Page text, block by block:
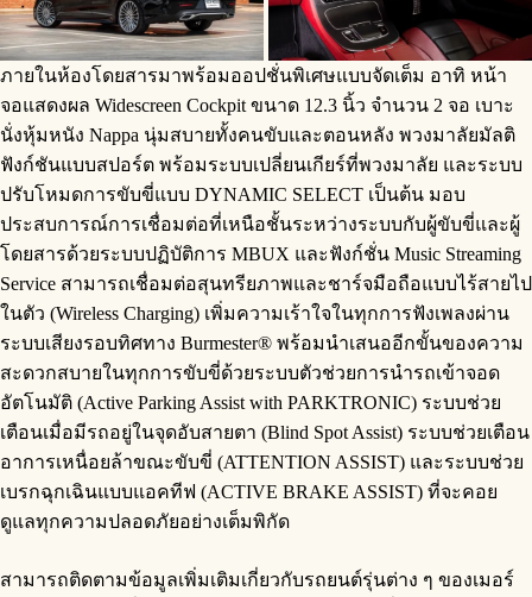
ภายในห้องโดยสารมาพร้อมออปชั่นพิเศษแบบจัดเต็ม อาทิ หน้า
จอแสดงผล Widescreen Cockpit ขนาด 12.3 นิ้ว จำนวน 2 จอ เบาะ
นั่งหุ้มหนัง Nappa นุ่มสบายทั้งคนขับและตอนหลัง พวงมาลัยมัลติ
ฟังก์ชันแบบสปอร์ต พร้อมระบบเปลี่ยนเกียร์ที่พวงมาลัย และระบบ
ปรับโหมดการขับขี่แบบ DYNAMIC SELECT เป็นต้น มอบ
ประสบการณ์การเชื่อมต่อที่เหนือชั้นระหว่างระบบกับผู้ขับขี่และผู้
โดยสารด้วยระบบปฏิบัติการ MBUX และฟังก์ชั่น Music Streaming
Service สามารถเชื่อมต่อสุนทรียภาพและชาร์จมือถือแบบไร้สายไป
ในตัว (Wireless Charging) เพิ่มความเร้าใจในทุกการฟังเพลงผ่าน
ระบบเสียงรอบทิศทาง Burmester® พร้อมนำเสนออีกขั้นของความ
สะดวกสบายในทุกการขับขี่ด้วยระบบตัวช่วยการนำรถเข้าจอด
อัตโนมัติ (Active Parking Assist with PARKTRONIC) ระบบช่วย
เตือนเมื่อมีรถอยู่ในจุดอับสายตา (Blind Spot Assist) ระบบช่วยเตือน
อาการเหนื่อยล้าขณะขับขี่ (ATTENTION ASSIST) และระบบช่วย
เบรกฉุกเฉินแบบแอคทีฟ (ACTIVE BRAKE ASSIST) ที่จะคอย
ดูแลทุกความปลอดภัยอย่างเต็มพิกัด
สามารถติดตามข้อมูลเพิ่มเติมเกี่ยวกับรถยนต์รุ่นต่าง ๆ ของเมอร์